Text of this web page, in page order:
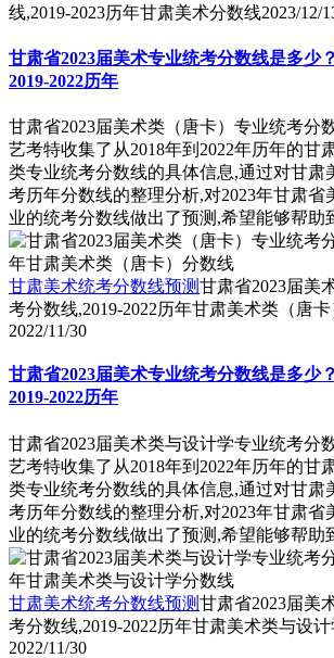
线,2019-2023历年甘肃美术分数线2023/12/
甘肃省2023届美术专业统考分数线是多少
2019-2022历年
甘肃省2023届美术类（唐卡）专业统考分
艺考特收集了从2018年到2022年历年的甘
类专业统考分数线的具体信息,通过对甘肃
考历年分数线的整理分析,对2023年甘肃省
业的统考分数线做出了预测,希望能够帮助
甘肃美术统考分数线预测甘肃省2023届美
考分数线,2019-2022历年甘肃美术类（唐
2022/11/30
甘肃省2023届美术专业统考分数线是多少
2019-2022历年
甘肃省2023届美术类与设计学专业统考分
艺考特收集了从2018年到2022年历年的甘
类专业统考分数线的具体信息,通过对甘肃
考历年分数线的整理分析,对2023年甘肃省
业的统考分数线做出了预测,希望能够帮助
甘肃美术统考分数线预测甘肃省2023届美
考分数线,2019-2022历年甘肃美术类与设
2022/11/30